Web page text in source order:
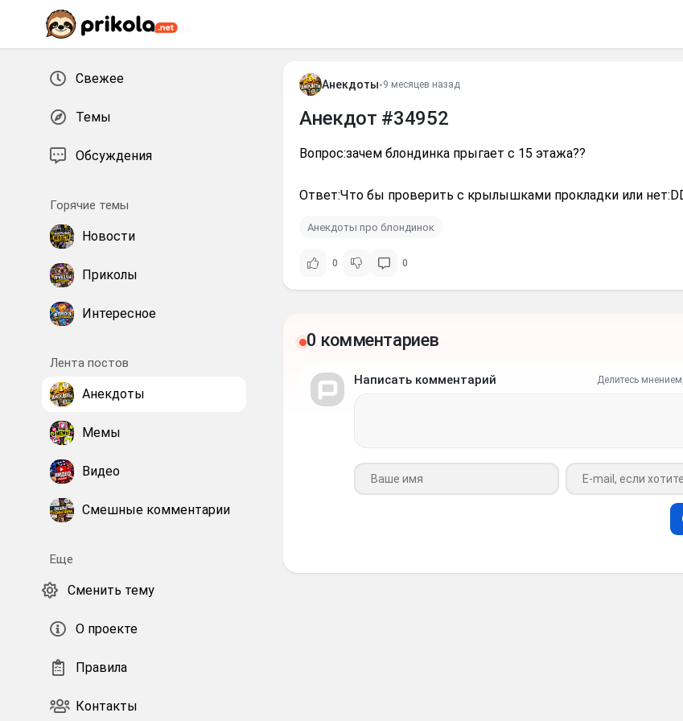
Перейти к контенту
Свежее
Темы
Обсуждения
Горячие темы
Новости
Приколы
Интересное
Лента постов
Анекдоты
Мемы
Видео
Смешные комментарии
Еще
Сменить тему
О проекте
Правила
Контакты
Анекдоты•9 месяцев назад
Анекдот #34952
Вопрос:зачем блондинка прыгает с 15 этажа??
Ответ:Что бы проверить с крылышками прокладки или
Анекдоты про блондинок
0 0
0 комментариев
Написать комментарий Делитесь
Ваше имя Ваш e-mail